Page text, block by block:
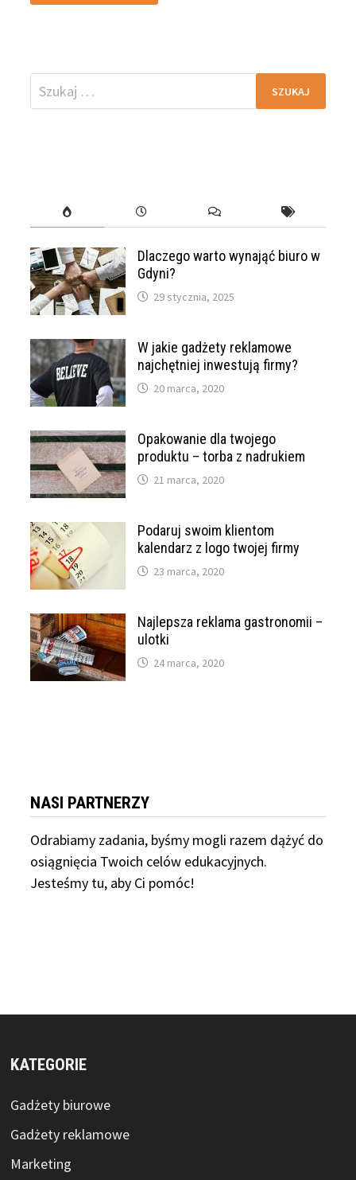
Szukaj:
Dlaczego warto wynająć biuro w
Gdyni?
29 stycznia, 2025
W jakie gadżety reklamowe
najchętniej inwestują firmy?
20 marca, 2020
Opakowanie dla twojego
produktu – torba z nadrukiem
21 marca, 2020
Podaruj swoim klientom
kalendarz z logo twojej firmy
23 marca, 2020
Najlepsza reklama gastronomii –
ulotki
24 marca, 2020
NASI PARTNERZY
Odrabiamy zadania, byśmy mogli razem dążyć do
osiągnięcia Twoich celów edukacyjnych.
Jesteśmy tu, aby Ci pomóc!
KATEGORIE
Gadżety biurowe
Gadżety reklamowe
Marketing